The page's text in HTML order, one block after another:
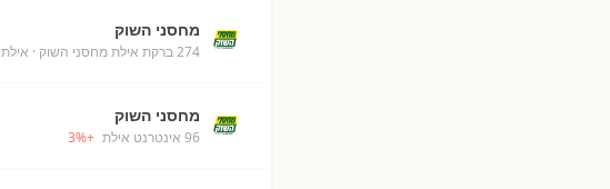
מחסני השוק
274 ברקת אילת מחסני השוק · אילת
מחסני השוק
96 אינטרנט אילת +
3%